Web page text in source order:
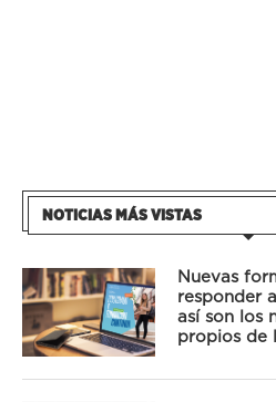
NOTICIAS MÁS VISTAS
Nuevas
responder
así son los
propios de